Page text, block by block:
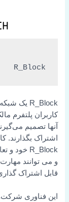
R_Block
R_Block یک شبکه استخدام غیرمتمرکز و بدون هویت است.
کاربران پلتفرم
آنها تصمیم
اشتراک بگذارند.
قابل اشتراک